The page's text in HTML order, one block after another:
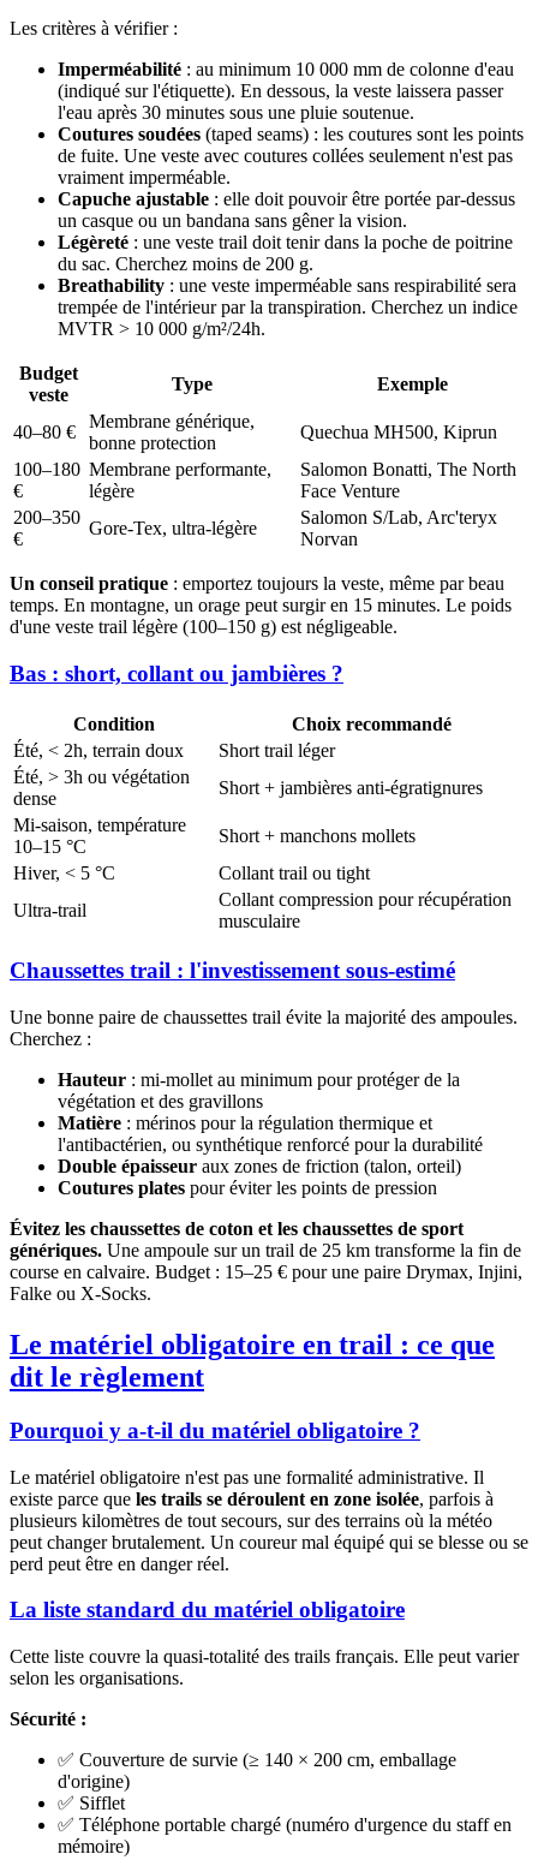
Les critères à vérifier :
Imperméabilité : au minimum 10 000 mm de colonne d'eau
(indiqué sur l'étiquette). En dessous, la veste laissera passer
l'eau après 30 minutes sous une pluie soutenue.
Coutures soudées (taped seams) : les coutures sont les points
de fuite. Une veste avec coutures collées seulement n'est pas
vraiment imperméable.
Capuche ajustable : elle doit pouvoir être portée par-dessus
un casque ou un bandana sans gêner la vision.
Légèreté : une veste trail doit tenir dans la poche de poitrine
du sac. Cherchez moins de 200 g.
Breathability : une veste imperméable sans respirabilité sera
trempée de l'intérieur par la transpiration. Cherchez un indice
MVTR > 10 000 g/m²/24h.
Budget
veste
Type Exemple
40–80 €
Membrane générique,
bonne protection
Quechua MH500, Kiprun
100–180
€
Membrane performante,
légère
Salomon Bonatti, The North
Face Venture
200–350
€
Gore-Tex, ultra-légère
Salomon S/Lab, Arc'teryx
Norvan
Un conseil pratique : emportez toujours la veste, même par beau
temps. En montagne, un orage peut surgir en 15 minutes. Le poids
d'une veste trail légère (100–150 g) est négligeable.
Bas : short, collant ou jambières ?
Condition
Choix recommandé
Été, < 2h, terrain doux
Short trail léger
Été, > 3h ou végétation
dense
Short + jambières anti-égratignures
Mi-saison, température
10–15 °C
Short + manchons mollets
Hiver, < 5 °C
Collant trail ou tight
Ultra-trail
Collant compression pour récupération
musculaire
Chaussettes trail : l'investissement sous-estimé
Une bonne paire de chaussettes trail évite la majorité des ampoules.
Cherchez :
Hauteur : mi-mollet au minimum pour protéger de la
végétation et des gravillons
Matière : mérinos pour la régulation thermique et
l'antibactérien, ou synthétique renforcé pour la durabilité
Double épaisseur aux zones de friction (talon, orteil)
Coutures plates pour éviter les points de pression
Évitez les chaussettes de coton et les chaussettes de sport
génériques. Une ampoule sur un trail de 25 km transforme la fin de
course en calvaire. Budget : 15–25 € pour une paire Drymax, Injini,
Falke ou X-Socks.
Le matériel obligatoire en trail : ce que
dit le règlement
Pourquoi y a-t-il du matériel obligatoire ?
Le matériel obligatoire n'est pas une formalité administrative. Il
existe parce que les trails se déroulent en zone isolée, parfois à
plusieurs kilomètres de tout secours, sur des terrains où la météo
peut changer brutalement. Un coureur mal équipé qui se blesse ou se
perd peut être en danger réel.
La liste standard du matériel obligatoire
Cette liste couvre la quasi-totalité des trails français. Elle peut varier
selon les organisations.
Sécurité :
✅ Couverture de survie (≥ 140 × 200 cm, emballage
d'origine)
✅ Sifflet
✅ Téléphone portable chargé (numéro d'urgence du staff en
mémoire)